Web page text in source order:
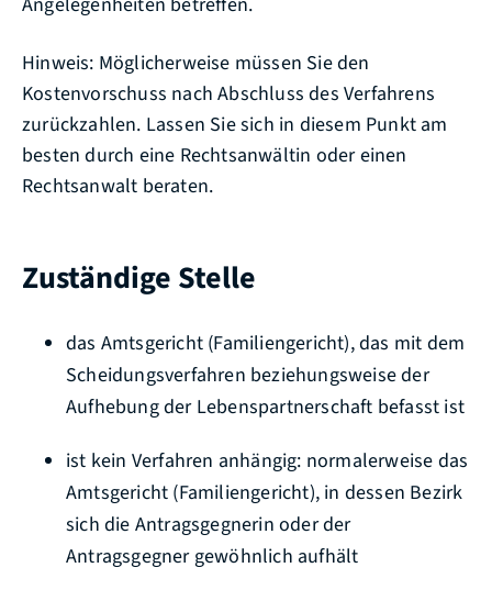
Hinweis: Möglicherweise müssen Sie den
Kostenvorschuss nach Abschluss des Verfahrens
zurückzahlen. Lassen Sie sich in diesem Punkt am
besten durch eine Rechtsanwältin oder einen
Rechtsanwalt beraten.
Zuständige Stelle
das Amtsgericht (Familiengericht), das mit dem
Scheidungsverfahren beziehungsweise der
Aufhebung der Lebenspartnerschaft befasst ist
ist kein Verfahren anhängig: normalerweise das
Amtsgericht (Familiengericht), in dessen Bezirk
sich die Antragsgegnerin oder der
Antragsgegner gewöhnlich aufhält